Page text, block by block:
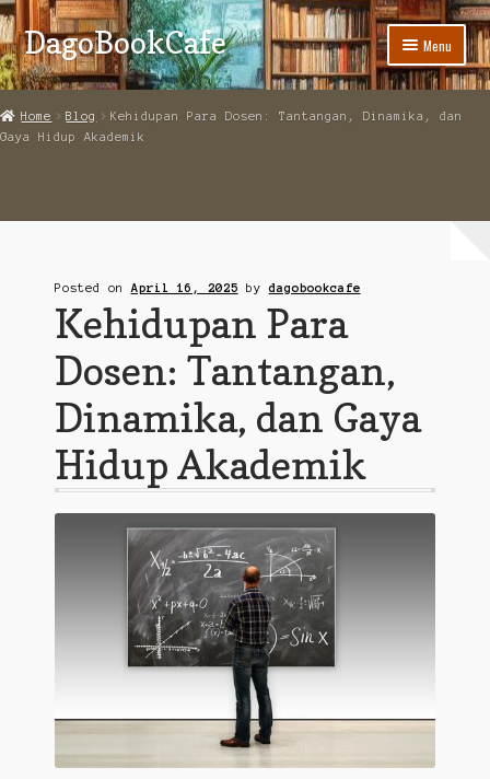
Skip
to
navigation
Skip
to
content
DagoBookCafe Menu
Home
Login
Checkout
Home Blog
Kehidupan Para Dosen: Tantangan, Dinamika, dan
Gaya Hidup Akademik
Posted on April 16, 2025 bydagobookcafe
Kehidupan Para
Dosen: Tantangan,
Dinamika, dan Gaya
Hidup Akademik